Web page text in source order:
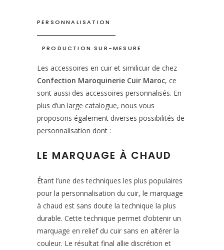
PERSONNALISATION
PRODUCTION SUR-MESURE
Les accessoires en cuir et similicuir de chez
Confection Maroquinerie Cuir Maroc, ce
sont aussi des accessoires personnalisés. En
plus d’un large catalogue, nous vous
proposons également diverses possibilités de
personnalisation dont :
LE MARQUAGE À CHAUD
Étant l’une des techniques les plus populaires
pour la personnalisation du cuir, le marquage
à chaud est sans doute la technique la plus
durable. Cette technique permet d’obtenir un
marquage en relief du cuir sans en altérer la
couleur. Le résultat final allie discrétion et